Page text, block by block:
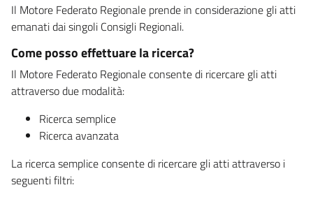
Il Motore Federato Regionale prende in considerazione gli atti
emanati dai singoli Consigli Regionali.
Come posso effettuare la ricerca?
Il Motore Federato Regionale consente di ricercare gli atti
attraverso due modalità:
Ricerca semplice
Ricerca avanzata
La ricerca semplice consente di ricercare gli atti attraverso i
seguenti filtri: